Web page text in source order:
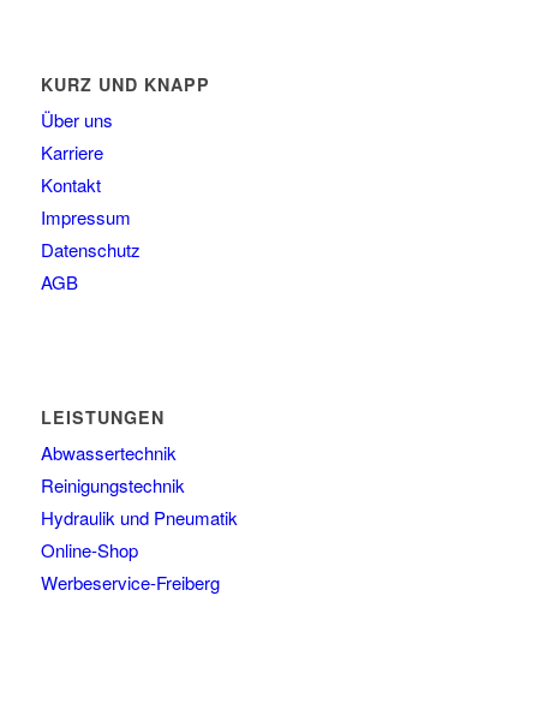
KURZ UND KNAPP
Über uns
Karriere
Kontakt
Impressum
Datenschutz
AGB
LEISTUNGEN
Abwassertechnik
Reinigungstechnik
Hydraulik und Pneumatik
Online-Shop
Werbeservice-Freiberg